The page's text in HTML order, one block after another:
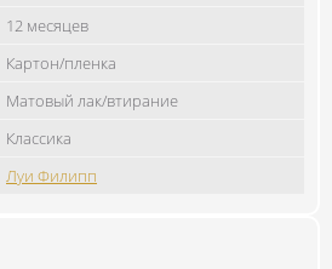
12 месяцев
Картон/пленка
Матовый лак/втирание
Классика
Луи Филипп